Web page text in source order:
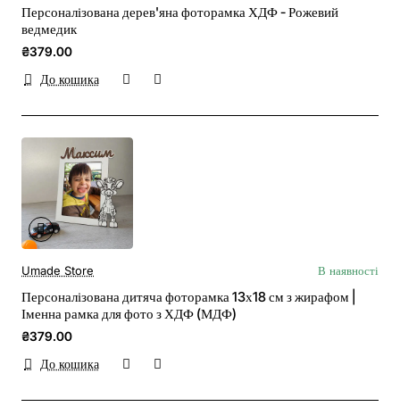
Персоналізована дерев'яна фоторамка ХДФ - Рожевий
ведмедик
₴379.00
До кошика
Umade Store В наявності
Персоналізована дитяча фоторамка 13х18 см з жирафом |
Іменна рамка для фото з ХДФ (МДФ)
₴379.00
До кошика